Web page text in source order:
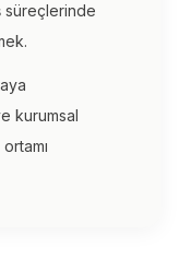
süreçlerinde
kurumsal